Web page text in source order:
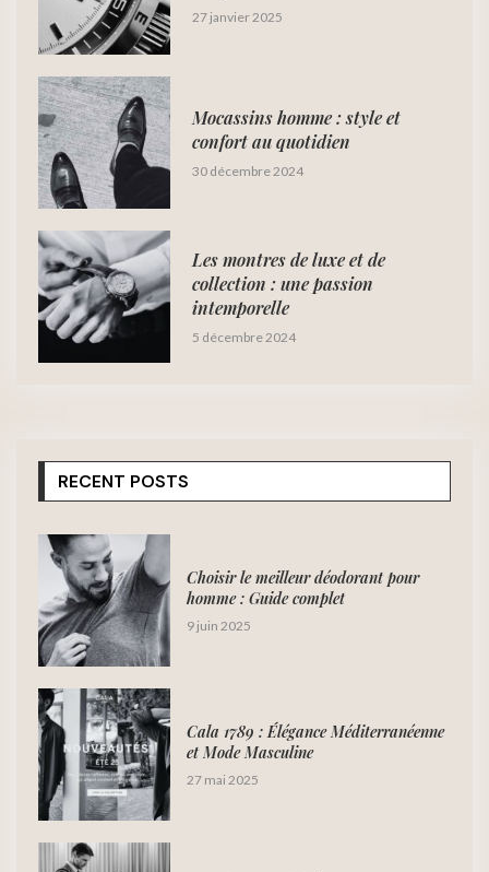
27 janvier 2025
Mocassins homme : style et
confort au quotidien
30 décembre 2024
Les montres de luxe et de
collection : une passion
intemporelle
5 décembre 2024
RECENT POSTS
Choisir le meilleur déodorant pour
homme : Guide complet
9 juin 2025
Cala 1789 : Élégance Méditerranéenne
et Mode Masculine
27 mai 2025